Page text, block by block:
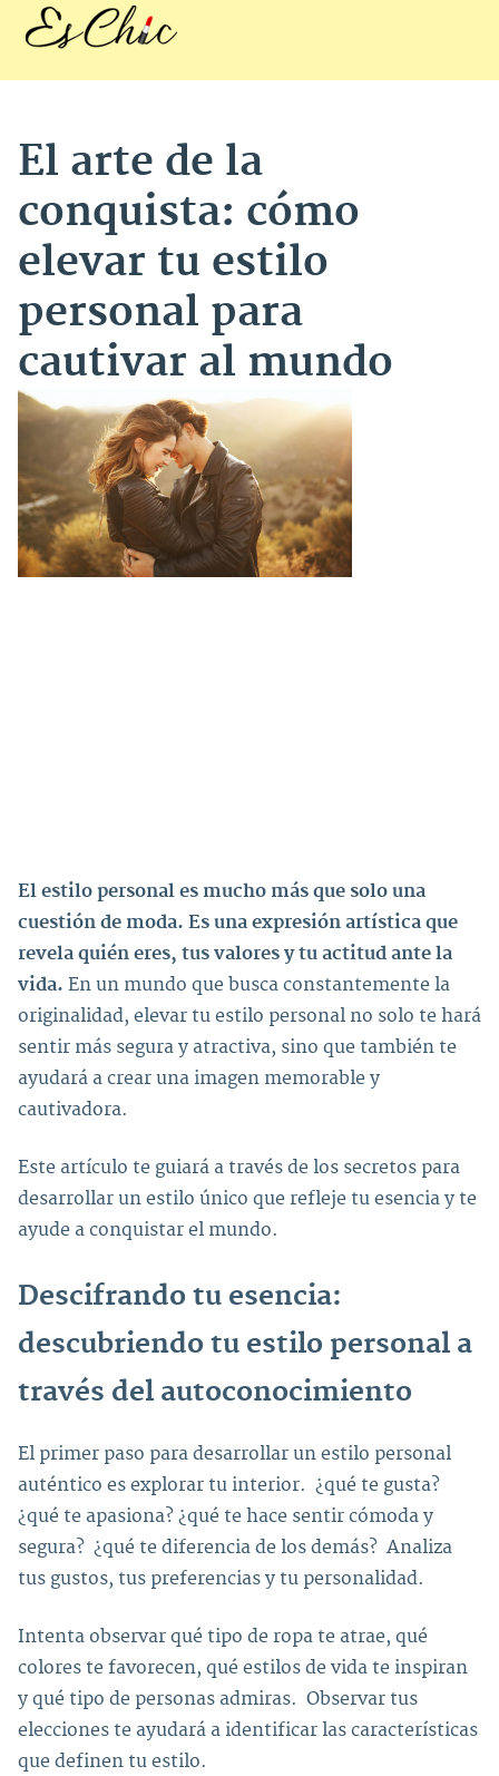
El arte de la
conquista: cómo
elevar tu estilo
personal para
cautivar al mundo
El estilo personal es mucho más que solo una
cuestión de moda. Es una expresión artística que
revela quién eres, tus valores y tu actitud ante la
vida. En un mundo que busca constantemente la
originalidad, elevar tu estilo personal no solo te hará
sentir más segura y atractiva, sino que también te
ayudará a crear una imagen memorable y
cautivadora.
Este artículo te guiará a través de los secretos para
desarrollar un estilo único que refleje tu esencia y te
ayude a conquistar el mundo.
Descifrando tu esencia:
descubriendo tu estilo personal a
través del autoconocimiento
El primer paso para desarrollar un estilo personal
auténtico es explorar tu interior. ¿qué te gusta?
¿qué te apasiona? ¿qué te hace sentir cómoda y
segura? ¿qué te diferencia de los demás? Analiza
tus gustos, tus preferencias y tu personalidad.
Intenta observar qué tipo de ropa te atrae, qué
colores te favorecen, qué estilos de vida te inspiran
y qué tipo de personas admiras. Observar tus
elecciones te ayudará a identificar las características
que definen tu estilo.